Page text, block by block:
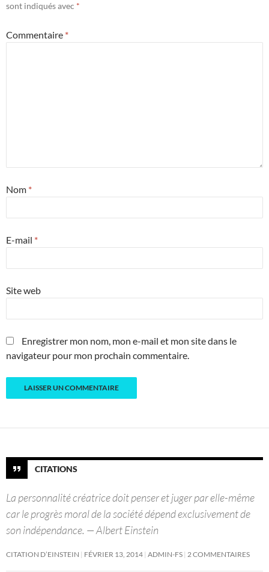
sont indiqués avec *
Commentaire *
Nom *
E-mail *
Site web
Enregistrer mon nom, mon e-mail et mon site dans le
navigateur pour mon prochain commentaire.
CITATIONS
La personnalité créatrice doit penser et juger par elle-même
car le progrès moral de la société dépend exclusivement de
son indépendance. — Albert Einstein
CITATION D’EINSTEIN FÉVRIER 13, 2014 ADMIN-FS 2 COMMENTAIRES